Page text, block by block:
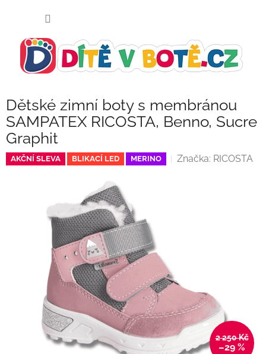
Dětské zimní boty s membránou
SAMPATEX RICOSTA, Benno, Sucre
Graphit
AKČNÍ SLEVA BLIKACÍ LED MERINO Značka: RICOSTA
2 250 Kč
–29 %